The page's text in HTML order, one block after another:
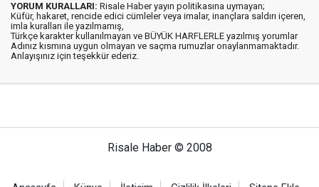
YORUM KURALLARI: Risale Haber yayın politikasına uymayan;
Küfür, hakaret, rencide edici cümleler veya imalar, inançlara saldırı içeren,
imla kuralları ile yazılmamış,
Türkçe karakter kullanılmayan ve BÜYÜK HARFLERLE yazılmış yorumlar
Adınız kısmına uygun olmayan ve saçma rumuzlar onaylanmamaktadır.
Anlayışınız için teşekkür ederiz.
Risale Haber © 2008